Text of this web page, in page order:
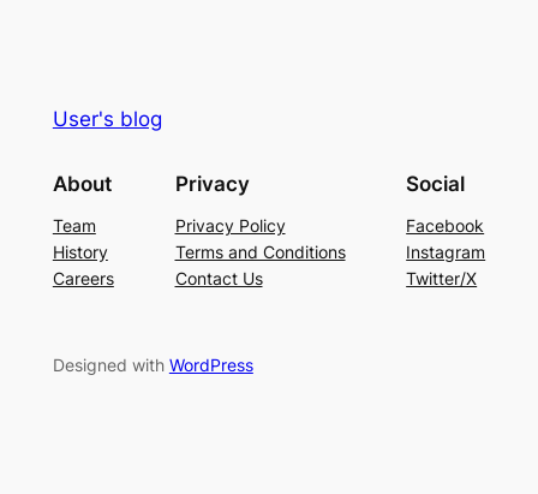
User's blog
About
Team
History
Careers
Privacy
Privacy Policy
Terms and Conditions
Contact Us
Social
Facebook
Instagram
Twitter/X
Designed with WordPress